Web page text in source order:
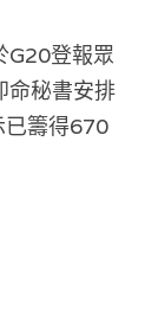
G20登報眾
命秘書安排
籌得670